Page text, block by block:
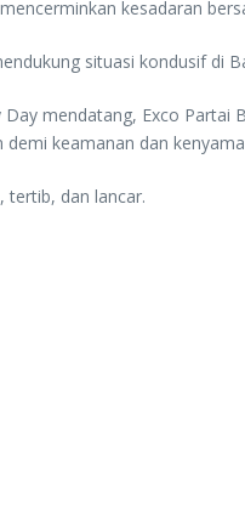
kesadaran
situasi kondusif di
mendatang, Exco
keamanan dan
tertib, dan lancar.